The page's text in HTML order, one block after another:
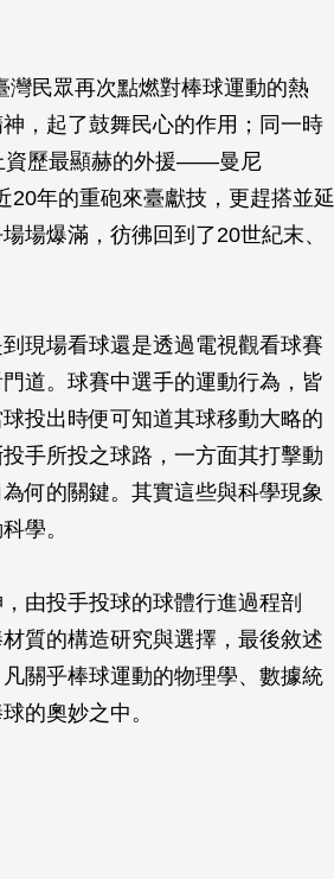
民眾再次點燃對棒球運動的熱
，起了鼓舞民心的作用；同一時
資歷最顯赫的外援——曼尼
20年的重砲來臺獻技，更趕搭並延
場爆滿，彷彿回到了20世紀末、
現場看球還是透過電視觀看球賽
道。球賽中選手的運動行為，皆
投出時便可知道其球移動大略的
手所投之球路，一方面其打擊動
何的關鍵。其實這些與科學現象
學。
由投手投球的球體行進過程剖
質的構造研究與選擇，最後敘述
關乎棒球運動的物理學、數據統
的奧妙之中。